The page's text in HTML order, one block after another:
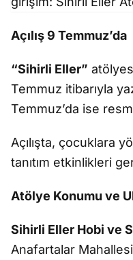
Açılış 9 Temmuz’da
“Sihirli Eller”
Temmuz itibarıyla
Temmuz’da ise
Açılışta, çocuklara
tanıtım etkinlikleri
Atölye Konumu ve
Sihirli Eller Hobi ve
Anafartalar